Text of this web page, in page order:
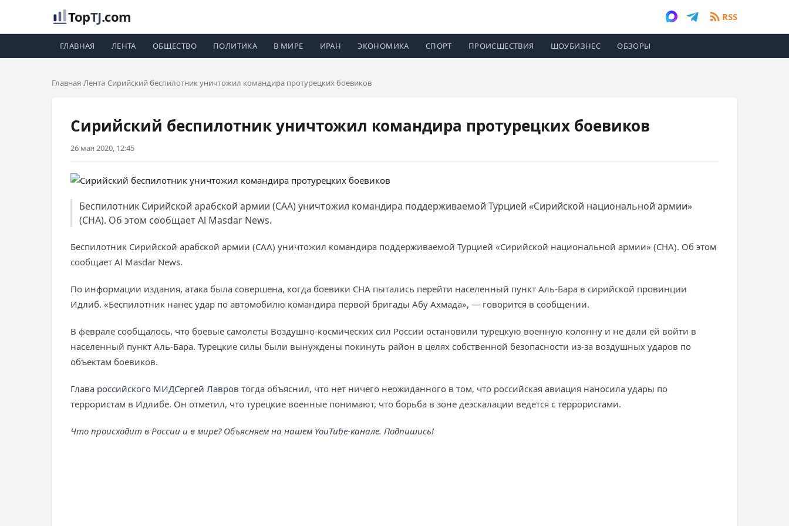
TopTJ.com RSS
ГЛАВНАЯ ЛЕНТА ОБЩЕСТВО ПОЛИТИКА В МИРЕ ИРАН ЭКОНОМИКА СПОРТ ПРОИСШЕСТВИЯ ШОУБИЗНЕС ОБЗОРЫ
Главная Лента Сирийский беспилотник уничтожил командира протурецких боевиков
Сирийский беспилотник уничтожил командира протурецких боевиков
26 мая 2020, 12:45
Беспилотник Сирийской арабской армии (САА) уничтожил командира поддерживаемой Турцией «Сирийской национальной армии»
(СНА). Об этом сообщает Al Masdar News.
Беспилотник Сирийской арабской армии (САА) уничтожил командира поддерживаемой Турцией «Сирийской национальной армии» (СНА). Об этом
сообщает Al Masdar News.
По информации издания, атака была совершена, когда боевики СНА пытались перейти населенный пункт Аль-Бара в сирийской провинции
Идлиб. «Беспилотник нанес удар по автомобилю командира первой бригады Абу Ахмада», — говорится в сообщении.
В феврале сообщалось, что боевые самолеты Воздушно-космических сил России остановили турецкую военную колонну и не дали ей войти в
населенный пункт Аль-Бара. Турецкие силы были вынуждены покинуть район в целях собственной безопасности из-за воздушных ударов по
объектам боевиков.
Глава российского МИДСергей Лавров тогда объяснил, что нет ничего неожиданного в том, что российская авиация наносила удары по
террористам в Идлибе. Он отметил, что турецкие военные понимают, что борьба в зоне деэскалации ведется с террористами.
Что происходит в России и в мире? Объясняем на нашем YouTube-канале. Подпишись!